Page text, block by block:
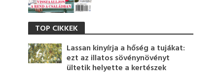
TOP CIKKEK
Lassan kinyírja a hőség a tujákat:
ezt az illatos sövénynövényt
ültetik helyette a kertészek